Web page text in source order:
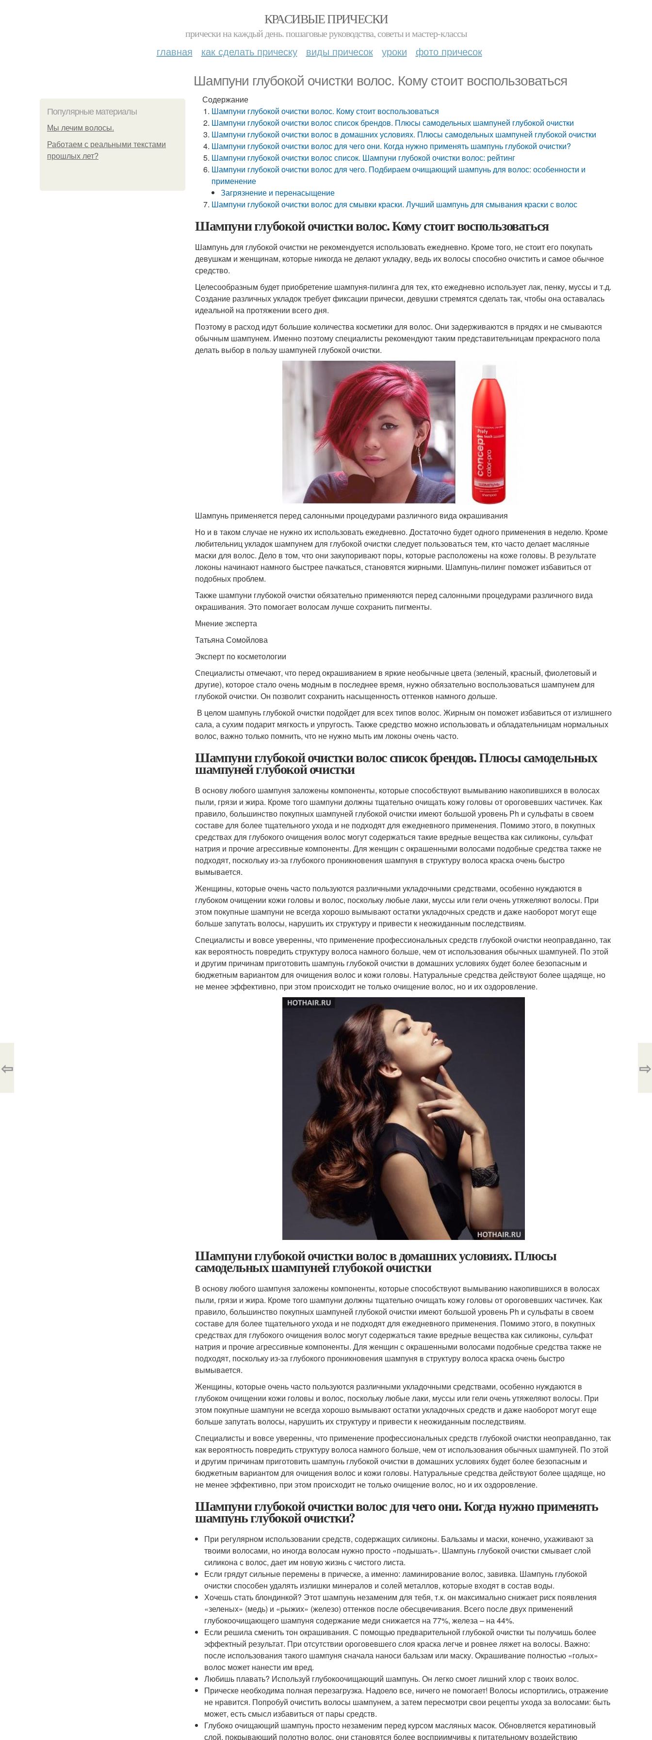
КРАСИВЫЕ ПРИЧЕСКИ
прически на каждый день. пошаговые руководства, советы и мастер-классы
главная как сделать прическу виды причесок уроки фото причесок
Шампуни глубокой очистки волос. Кому стоит воспользоваться
Популярные материалы
Мы лечим волосы.
Работаем с реальными текстами
прошлых лет?
Содержание
Шампуни глубокой очистки волос. Кому стоит воспользоваться
Шампуни глубокой очистки волос список брендов. Плюсы самодельных шампуней глубокой очистки
Шампуни глубокой очистки волос в домашних условиях. Плюсы самодельных шампуней глубокой очистки
Шампуни глубокой очистки волос для чего они. Когда нужно применять шампунь глубокой очистки?
Шампуни глубокой очистки волос список. Шампуни глубокой очистки волос: рейтинг
Шампуни глубокой очистки волос для чего. Подбираем очищающий шампунь для волос: особенности и
применение
Загрязнение и перенасыщение
Шампуни глубокой очистки волос для смывки краски. Лучший шампунь для смывания краски с волос
Шампуни глубокой очистки волос. Кому стоит воспользоваться
Шампунь для глубокой очистки не рекомендуется использовать ежедневно. Кроме того, не стоит его покупать
девушкам и женщинам, которые никогда не делают укладку, ведь их волосы способно очистить и самое обычное
средство.
Целесообразным будет приобретение шампуня-пилинга для тех, кто ежедневно использует лак, пенку, муссы и т.д.
Создание различных укладок требует фиксации прически, девушки стремятся сделать так, чтобы она оставалась
идеальной на протяжении всего дня.
Поэтому в расход идут большие количества косметики для волос. Они задерживаются в прядях и не смываются
обычным шампунем. Именно поэтому специалисты рекомендуют таким представительницам прекрасного пола
делать выбор в пользу шампуней глубокой очистки.
Шампунь применяется перед салонными процедурами различного вида окрашивания
Но и в таком случае не нужно их использовать ежедневно. Достаточно будет одного применения в неделю. Кроме
любительниц укладок шампунем для глубокой очистки следует пользоваться тем, кто часто делает масляные
маски для волос. Дело в том, что они закупоривают поры, которые расположены на коже головы. В результате
локоны начинают намного быстрее пачкаться, становятся жирными. Шампунь-пилинг поможет избавиться от
подобных проблем.
Также шампуни глубокой очистки обязательно применяются перед салонными процедурами различного вида
окрашивания. Это помогает волосам лучше сохранить пигменты.
Мнение эксперта
Татьяна Сомойлова
Эксперт по косметологии
Специалисты отмечают, что перед окрашиванием в яркие необычные цвета (зеленый, красный, фиолетовый и
другие), которое стало очень модным в последнее время, нужно обязательно воспользоваться шампунем для
глубокой очистки. Он позволит сохранить насыщенность оттенков намного дольше.
В целом шампунь глубокой очистки подойдет для всех типов волос. Жирным он поможет избавиться от излишнего
сала, а сухим подарит мягкость и упругость. Также средство можно использовать и обладательницам нормальных
волос, важно только помнить, что не нужно мыть им локоны очень часто.
Шампуни глубокой очистки волос список брендов. Плюсы самодельных
шампуней глубокой очистки
В основу любого шампуня заложены компоненты, которые способствуют вымыванию накопившихся в волосах
пыли, грязи и жира. Кроме того шампуни должны тщательно очищать кожу головы от ороговевших частичек. Как
правило, большинство покупных шампуней глубокой очистки имеют большой уровень Ph и сульфаты в своем
составе для более тщательного ухода и не подходят для ежедневного применения. Помимо этого, в покупных
средствах для глубокого очищения волос могут содержаться такие вредные вещества как силиконы, сульфат
натрия и прочие агрессивные компоненты. Для женщин с окрашенными волосами подобные средства также не
подходят, поскольку из-за глубокого проникновения шампуня в структуру волоса краска очень быстро
вымывается.
Женщины, которые очень часто пользуются различными укладочными средствами, особенно нуждаются в
глубоком очищении кожи головы и волос, поскольку любые лаки, муссы или гели очень утяжеляют волосы. При
этом покупные шампуни не всегда хорошо вымывают остатки укладочных средств и даже наоборот могут еще
больше запутать волосы, нарушить их структуру и привести к неожиданным последствиям.
Специалисты и вовсе уверенны, что применение профессиональных средств глубокой очистки неоправданно, так
как вероятность повредить структуру волоса намного больше, чем от использования обычных шампуней. По этой
и другим причинам приготовить шампунь глубокой очистки в домашних условиях будет более безопасным и
бюджетным вариантом для очищения волос и кожи головы. Натуральные средства действуют более щадяще, но
не менее эффективно, при этом происходит не только очищение волос, но и их оздоровление.
Шампуни глубокой очистки волос в домашних условиях. Плюсы
самодельных шампуней глубокой очистки
В основу любого шампуня заложены компоненты, которые способствуют вымыванию накопившихся в волосах
пыли, грязи и жира. Кроме того шампуни должны тщательно очищать кожу головы от ороговевших частичек. Как
правило, большинство покупных шампуней глубокой очистки имеют большой уровень Ph и сульфаты в своем
составе для более тщательного ухода и не подходят для ежедневного применения. Помимо этого, в покупных
средствах для глубокого очищения волос могут содержаться такие вредные вещества как силиконы, сульфат
натрия и прочие агрессивные компоненты. Для женщин с окрашенными волосами подобные средства также не
подходят, поскольку из-за глубокого проникновения шампуня в структуру волоса краска очень быстро
вымывается.
Женщины, которые очень часто пользуются различными укладочными средствами, особенно нуждаются в
глубоком очищении кожи головы и волос, поскольку любые лаки, муссы или гели очень утяжеляют волосы. При
этом покупные шампуни не всегда хорошо вымывают остатки укладочных средств и даже наоборот могут еще
больше запутать волосы, нарушить их структуру и привести к неожиданным последствиям.
Специалисты и вовсе уверенны, что применение профессиональных средств глубокой очистки неоправданно, так
как вероятность повредить структуру волоса намного больше, чем от использования обычных шампуней. По этой
и другим причинам приготовить шампунь глубокой очистки в домашних условиях будет более безопасным и
бюджетным вариантом для очищения волос и кожи головы. Натуральные средства действуют более щадяще, но
не менее эффективно, при этом происходит не только очищение волос, но и их оздоровление.
Шампуни глубокой очистки волос для чего они. Когда нужно применять
шампунь глубокой очистки?
При регулярном использовании средств, содержащих силиконы. Бальзамы и маски, конечно, ухаживают за
твоими волосами, но иногда волосам нужно просто «подышать». Шампунь глубокой очистки смывает слой
силикона с волос, дает им новую жизнь с чистого листа.
Если грядут сильные перемены в прическе, а именно: ламинирование волос, завивка. Шампунь глубокой
очистки способен удалять излишки минералов и солей металлов, которые входят в состав воды.
Хочешь стать блондинкой? Этот шампунь незаменим для тебя, т.к. он максимально снижает риск появления
«зеленых» (медь) и «рыжих» (железо) оттенков после обесцвечивания. Всего после двух применений
глубокоочищающего шампуня содержание меди снижается на 77%, железа – на 44%.
Если решила сменить тон окрашивания. С помощью предварительной глубокой очистки ты получишь более
эффектный результат. При отсутствии ороговевшего слоя краска легче и ровнее ляжет на волосы. Важно:
после использования такого шампуня сначала наноси бальзам или маску. Окрашивание полностью «голых»
волос может нанести им вред.
Любишь плавать? Используй глубокоочищающий шампунь. Он легко смоет лишний хлор с твоих волос.
Прическе необходима полная перезагрузка. Надоело все, ничего не помогает! Волосы испортились, отражение
не нравится. Попробуй очистить волосы шампунем, а затем пересмотри свои рецепты ухода за волосами: быть
может, есть смысл избавиться от пары средств.
Глубоко очищающий шампунь просто незаменим перед курсом масляных масок. Обновляется кератиновый
слой, покрывающий полотно волос, они становятся более восприимчивы к питательному воздействию
⇦ ⇨